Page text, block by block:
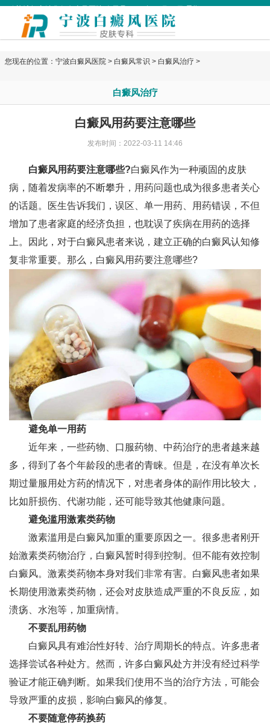
您现在的位置： 宁波白癜风医院 > 白癜风常识 > 白癜风治疗 >
白癜风治疗
白癜风用药要注意哪些
发布时间：2022-03-11 14:46
白癜风用药要注意哪些?白癜风作为一种顽固的皮肤
病，随着发病率的不断攀升，用药问题也成为很多患者关心
的话题。医生告诉我们，误区、单一用药、用药错误，不但
增加了患者家庭的经济负担，也耽误了疾病在用药的选择
上。因此，对于白癜风患者来说，建立正确的白癜风认知修
复非常重要。那么，白癜风用药要注意哪些?
避免单一用药
近年来，一些药物、口服药物、中药治疗的患者越来越
多，得到了各个年龄段的患者的青睐。但是，在没有单次长
期过量服用处方药的情况下，对患者身体的副作用比较大，
比如肝损伤、代谢功能，还可能导致其他健康问题。
避免滥用激素类药物
激素滥用是白癜风加重的重要原因之一。很多患者刚开
始激素类药物治疗，白癜风暂时得到控制。但不能有效控制
白癜风。激素类药物本身对我们非常有害。白癜风患者如果
长期使用激素类药物，还会对皮肤造成严重的不良反应，如
溃疡、水泡等，加重病情。
不要乱用药物
白癜风具有难治性好转、治疗周期长的特点。许多患者
选择尝试各种处方。然而，许多白癜风处方并没有经过科学
验证才能正确判断。如果我们使用不当的治疗方法，可能会
导致严重的皮损，影响白癜风的修复。
不要随意停药换药